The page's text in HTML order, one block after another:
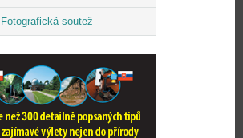
Fotografická soutež